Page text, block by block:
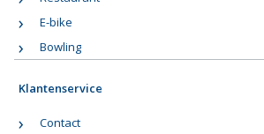
E-bike
Bowling
Klantenservice
Contact